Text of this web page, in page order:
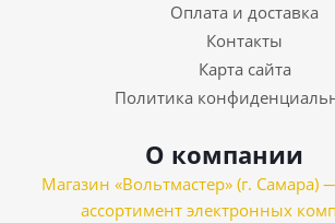
Оплата и доставка
Контакты
Карта сайта
Политика
О компании
Магазин «Вольтмастер» (г.
ассортимент электронных